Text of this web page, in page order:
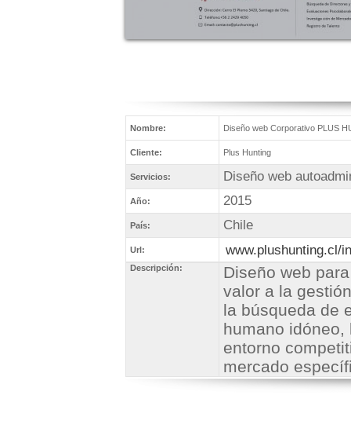
Nombre: Diseño web Corporativo PLUS
Cliente: Plus Hunting
Servicios: Diseño web
Año: 2015
País: Chile
Url: www.plushunting.cl/
Descripción:
Diseño web
valor a la
la búsqueda de
humano
entorno
mercado